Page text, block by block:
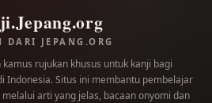
DARI JEPANG.ORG
kamus rujukan khusus untuk kanji bagi
Indonesia. Situs ini membantu pembelajar
arti yang jelas, bacaan onyomi dan